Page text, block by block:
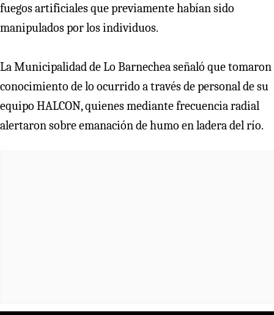
fuegos artificiales que previamente habían sido
manipulados por los individuos.
La Municipalidad de Lo Barnechea señaló que tomaron
conocimiento de lo ocurrido a través de personal de su
equipo HALCON, quienes mediante frecuencia radial
alertaron sobre emanación de humo en ladera del río.